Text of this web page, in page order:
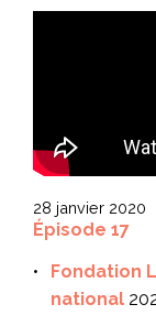
28 janvier 2020
Épisode 17
Fondation
national